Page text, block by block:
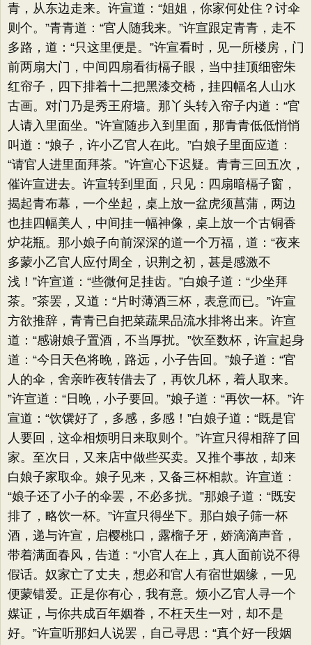
青，从东边走来。许宣道：​“姐姐，你家何处住？讨伞
则个。​”青青道：​“官人随我来。​”许宣跟定青青，走不
多路，道：​“只这里便是。​”许宣看时，见一所楼房，门
前两扇大门，中间四扇看街槅子眼，当中挂顶细密朱
红帘子，四下排着十二把黑漆交椅，挂四幅名人山水
古画。对门乃是秀王府墙。那丫头转入帘子内道：​“官
人请入里面坐。​”许宣随步入到里面，那青青低低悄悄
叫道：​“娘子，许小乙官人在此。​”白娘子里面应道：​
“请官人进里面拜茶。​”许宣心下迟疑。青青三回五次，
催许宣进去。许宣转到里面，只见：四扇暗槅子窗，
揭起青布幕，一个坐起，桌上放一盆虎须菖蒲，两边
也挂四幅美人，中间挂一幅神像，桌上放一个古铜香
炉花瓶。那小娘子向前深深的道一个万福，道：​“夜来
多蒙小乙官人应付周全，识荆之初，甚是感激不
浅！”许宣道：​“些微何足挂齿。​”白娘子道：​“少坐拜
茶。​”茶罢，又道：​“片时薄酒三杯，表意而已。​”许宣
方欲推辞，青青已自把菜蔬果品流水排将出来。许宣
道：​“感谢娘子置酒，不当厚扰。​”饮至数杯，许宣起身
道：​“今日天色将晚，路远，小子告回。​”娘子道：​“官
人的伞，舍亲昨夜转借去了，再饮几杯，着人取来。​
”许宣道：​“日晚，小子要回。​”娘子道：​“再饮一杯。​”许
宣道：​“饮馔好了，多感，多感！”白娘子道：​“既是官
人要回，这伞相烦明日来取则个。​”许宣只得相辞了回
家。至次日，又来店中做些买卖。又推个事故，却来
白娘子家取伞。娘子见来，又备三杯相款。许宣道：​
“娘子还了小子的伞罢，不必多扰。​”那娘子道：​“既安
排了，略饮一杯。​”许宣只得坐下。那白娘子筛一杯
酒，递与许宣，启樱桃口，露榴子牙，娇滴滴声音，
带着满面春风，告道：​“小官人在上，真人面前说不得
假话。奴家亡了丈夫，想必和官人有宿世姻缘，一见
便蒙错爱。正是你有心，我有意。烦小乙官人寻一个
媒证，与你共成百年姻眷，不枉天生一对，却不是
好。​”许宣听那妇人说罢，自己寻思：​“真个好一段姻